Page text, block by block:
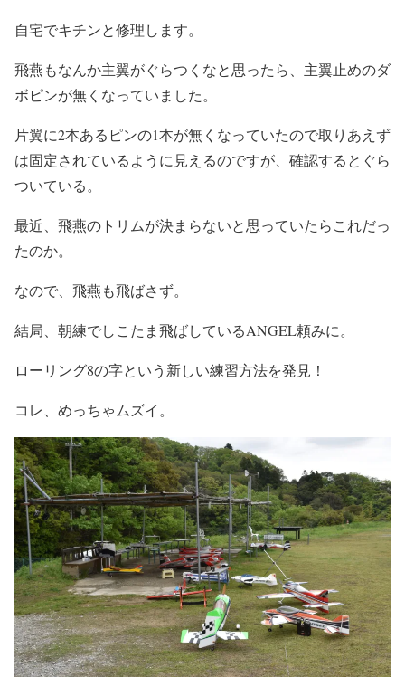
自宅でキチンと修理します。
飛燕もなんか主翼がぐらつくなと思ったら、主翼止めのダ
ボピンが無くなっていました。
片翼に2本あるピンの1本が無くなっていたので取りあえず
は固定されているように見えるのですが、確認するとぐら
ついている。
最近、飛燕のトリムが決まらないと思っていたらこれだっ
たのか。
なので、飛燕も飛ばさず。
結局、朝練でしこたま飛ばしているANGEL頼みに。
ローリング8の字という新しい練習方法を発見！
コレ、めっちゃムズイ。